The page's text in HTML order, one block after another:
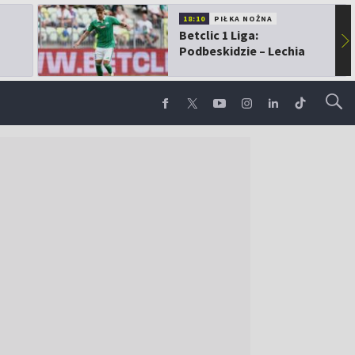
18:10 PIŁKA NOŻNA
Betclic 1 Liga:
Podbeskidzie – Lechia
▶